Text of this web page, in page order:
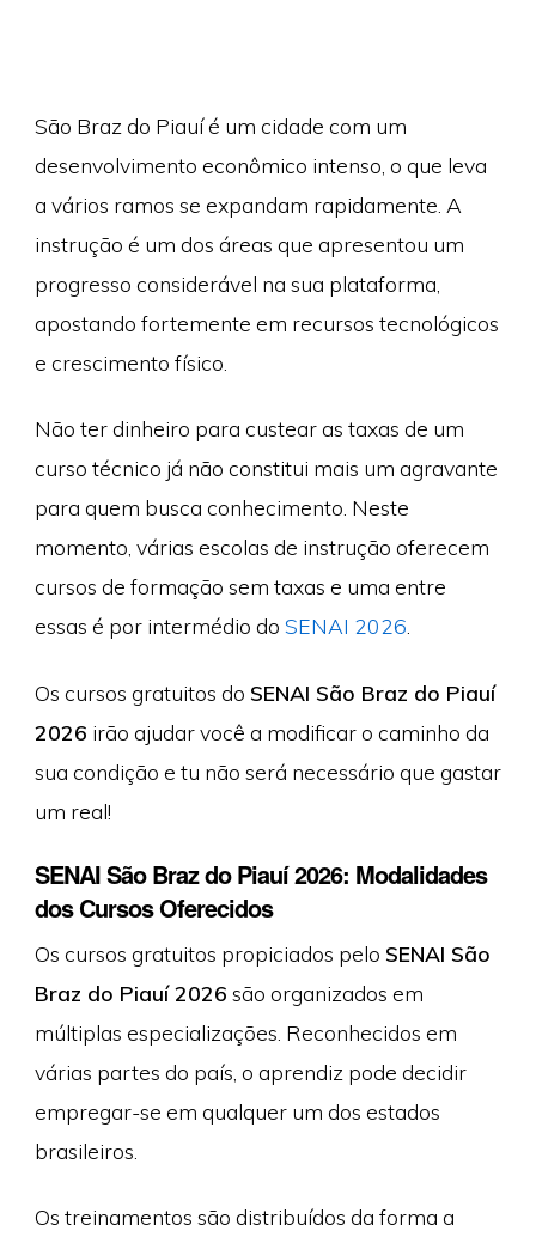
São Braz do Piauí é um cidade com um
desenvolvimento econômico intenso, o que leva
a vários ramos se expandam rapidamente. A
instrução é um dos áreas que apresentou um
progresso considerável na sua plataforma,
apostando fortemente em recursos tecnológicos
e crescimento físico.
Não ter dinheiro para custear as taxas de um
curso técnico já não constitui mais um agravante
para quem busca conhecimento. Neste
momento, várias escolas de instrução oferecem
cursos de formação sem taxas e uma entre
essas é por intermédio do SENAI 2026
Os cursos gratuitos do SENAI São Braz do Piauí
2026 irão ajudar você a modificar o caminho da
sua condição e tu não será necessário que gastar
um real!
SENAI São Braz do Piauí 2026: Modalidades
dos Cursos Oferecidos
Os cursos gratuitos propiciados pelo SENAI São
Braz do Piauí 2026 são organizados em
múltiplas especializações. Reconhecidos em
várias partes do país, o aprendiz pode decidir
empregar-se em qualquer um dos estados
brasileiros.
Os treinamentos são distribuídos da forma a